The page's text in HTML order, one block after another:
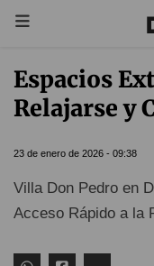
Espacios
Relajarse y
23 de enero de 2026 - 09:38
Villa Don Pedro en
Acceso Rápido a la